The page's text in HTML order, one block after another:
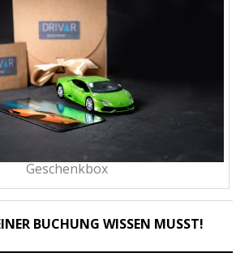
Geschenkbox
BUCHUNG WISSEN MUSST!